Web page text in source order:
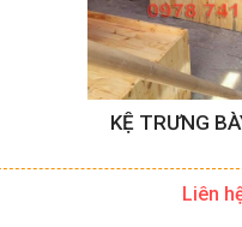
KỆ TRƯNG
Liên